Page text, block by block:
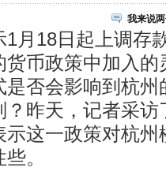
我来说
18日起上调存
币政策中加入的
否会影响到杭州
昨天，记者采访
这一政策对杭州
。